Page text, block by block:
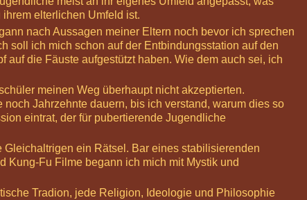
elterlichen Umfeld ist.
nach Aussagen meiner Eltern noch bevor ich sprechen
soll ich mich schon auf der Entbindungsstation auf den
auf die Fäuste aufgestützt haben. Wie dem auch sei, ich
meinen Weg überhaupt nicht akzeptierten.
Jahrzehnte dauern, bis ich verstand, warum dies so
eintrat, der für pubertierende Jugendliche
ein Rätsel. Bar eines stabilisierenden
Kung-Fu Filme begann ich mich mit Mystik und
Tradion, jede Religion, Ideologie und Philosophie